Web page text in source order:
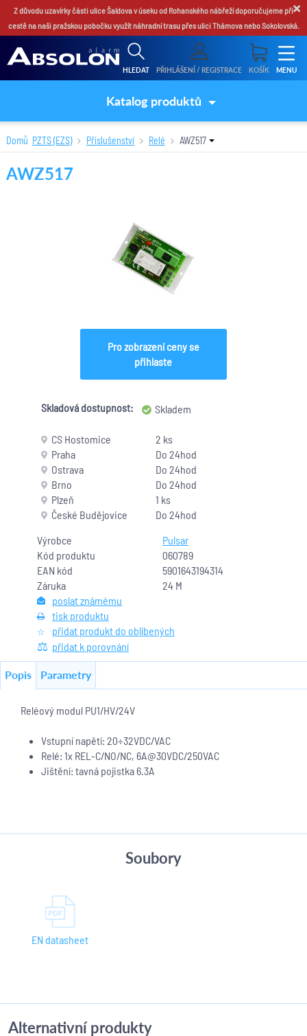
×
Z důvodu uzavírky části ulice Šaldova v úseku od Rohanského nábřeží doporučujeme při
cestě na naši pražskou pobočku využít náhradní trasu přes ulici Thámova nebo Sokolovská.
HLEDAT PŘIHLÁŠENÍ / REGISTRACE KOŠÍK MENU
Katalog produktů
Domů PZTS (EZS) Příslušenství Relé AWZ517
AWZ517
Výrobce
Pulsar
Kód produktu
060789
EAN kód
5901643194314
Záruka
24 M
poslat známému
tisk produktu
přidat produkt do oblíbených
přidat k porovnání
Pro zobrazení ceny se
přihlaste
Skladová dostupnost: Skladem
CS Hostomice
2 ks
Praha
Do 24hod
Ostrava
Do 24hod
Brno
Do 24hod
Plzeň
1 ks
České Budějovice
Do 24hod
Popis Parametry
Reléový modul PU1/HV/24V
Vstupní napětí: 20÷32VDC/VAC
Relé: 1x REL-C/NO/NC, 6A@30VDC/250VAC
Jištění: tavná pojistka 6.3A
Soubory
EN datasheet
Alternativní produkty